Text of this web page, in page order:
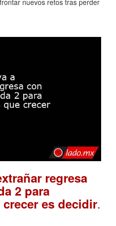
regresa
2 para
es decidir.